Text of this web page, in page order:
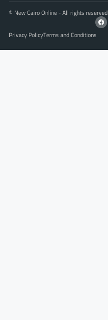
© New Cairo Online - All rights reserved
Privacy PolicyTerms and Conditions